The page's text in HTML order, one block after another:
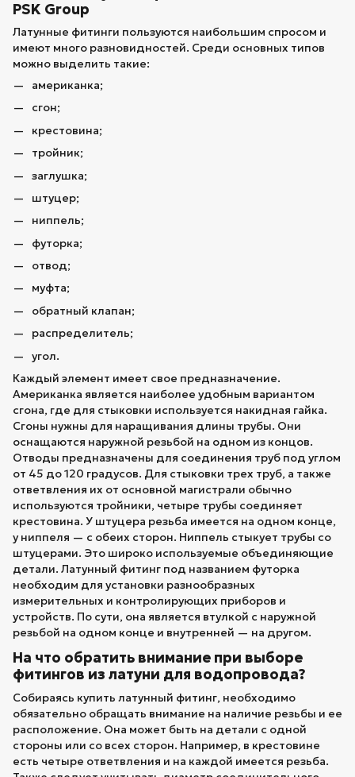
PSK Group
Латунные фитинги пользуются наибольшим спросом и
имеют много разновидностей. Среди основных типов
можно выделить такие:
американка;
сгон;
крестовина;
тройник;
заглушка;
штуцер;
ниппель;
футорка;
отвод;
муфта;
обратный клапан;
распределитель;
угол.
Каждый элемент имеет свое предназначение.
Американка является наиболее удобным вариантом
сгона, где для стыковки используется накидная гайка.
Сгоны нужны для наращивания длины трубы. Они
оснащаются наружной резьбой на одном из концов.
Отводы предназначены для соединения труб под углом
от 45 до 120 градусов. Для стыковки трех труб, а также
ответвления их от основной магистрали обычно
используются тройники, четыре трубы соединяет
крестовина. У штуцера резьба имеется на одном конце,
у ниппеля — с обеих сторон. Ниппель стыкует трубы со
штуцерами. Это широко используемые объединяющие
детали. Латунный фитинг под названием футорка
необходим для установки разнообразных
измерительных и контролирующих приборов и
устройств. По сути, она является втулкой с наружной
резьбой на одном конце и внутренней — на другом.
На что обратить внимание при выборе
фитингов из латуни для водопровода?
Собираясь купить латунный фитинг, необходимо
обязательно обращать внимание на наличие резьбы и ее
расположение. Она может быть на детали с одной
стороны или со всех сторон. Например, в крестовине
есть четыре ответвления и на каждой имеется резьба.